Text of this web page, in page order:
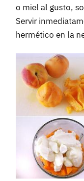
o miel al gusto,
Servir
hermético en la